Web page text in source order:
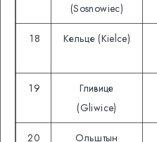
(Sosnowiec)
18 Кельце (Kielce)
19
Гливице
(Gliwice)
20
Ольштын